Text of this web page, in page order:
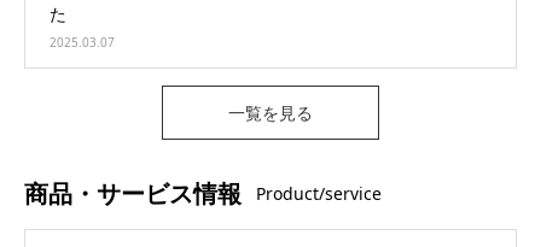
商品・サービス情報 Product/service
た
2025.03.07
一覧を見る